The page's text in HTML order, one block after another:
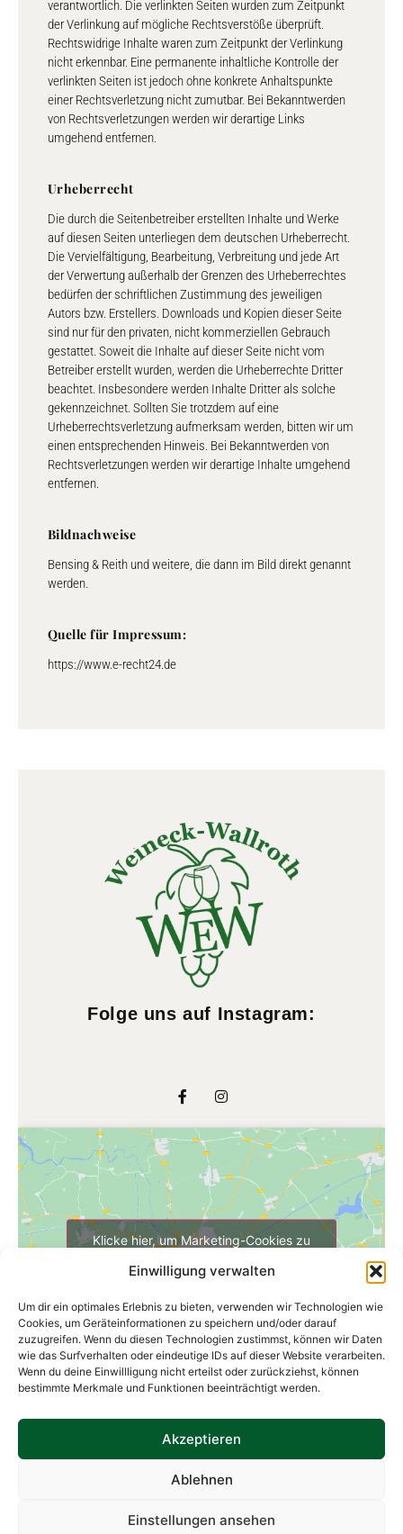
Einwilligung verwalten
Um dir ein optimales Erlebnis zu bieten, verwenden wir Technologien wie
Cookies, um Geräteinformationen zu speichern und/oder darauf
zuzugreifen. Wenn du diesen Technologien zustimmst, können wir Daten
wie das Surfverhalten oder eindeutige IDs auf dieser Website verarbeiten.
Wenn du deine Einwillligung nicht erteilst oder zurückziehst, können
bestimmte Merkmale und Funktionen beeinträchtigt werden.
Akzeptieren
Ablehnen
Einstellungen ansehen
verantwortlich. Die verlinkten Seiten wurden zum Zeitpunkt
der Verlinkung auf mögliche Rechtsverstöße überprüft.
Rechtswidrige Inhalte waren zum Zeitpunkt der Verlinkung
nicht erkennbar. Eine permanente inhaltliche Kontrolle der
verlinkten Seiten ist jedoch ohne konkrete Anhaltspunkte
einer Rechtsverletzung nicht zumutbar. Bei Bekanntwerden
von Rechtsverletzungen werden wir derartige Links
umgehend entfernen.
Urheberrecht
Die durch die Seitenbetreiber erstellten Inhalte und Werke
auf diesen Seiten unterliegen dem deutschen Urheberrecht.
Die Vervielfältigung, Bearbeitung, Verbreitung und jede Art
der Verwertung außerhalb der Grenzen des Urheberrechtes
bedürfen der schriftlichen Zustimmung des jeweiligen
Autors bzw. Erstellers. Downloads und Kopien dieser Seite
sind nur für den privaten, nicht kommerziellen Gebrauch
gestattet. Soweit die Inhalte auf dieser Seite nicht vom
Betreiber erstellt wurden, werden die Urheberrechte Dritter
beachtet. Insbesondere werden Inhalte Dritter als solche
gekennzeichnet. Sollten Sie trotzdem auf eine
Urheberrechtsverletzung aufmerksam werden, bitten wir um
einen entsprechenden Hinweis. Bei Bekanntwerden von
Rechtsverletzungen werden wir derartige Inhalte umgehend
entfernen.
Bildnachweise
Bensing & Reith und weitere, die dann im Bild direkt genannt
werden.
Quelle für Impressum:
https://www.e-recht24.de
Folge uns auf Instagram:
Klicke hier, um Marketing-Cookies zu
aktivieren